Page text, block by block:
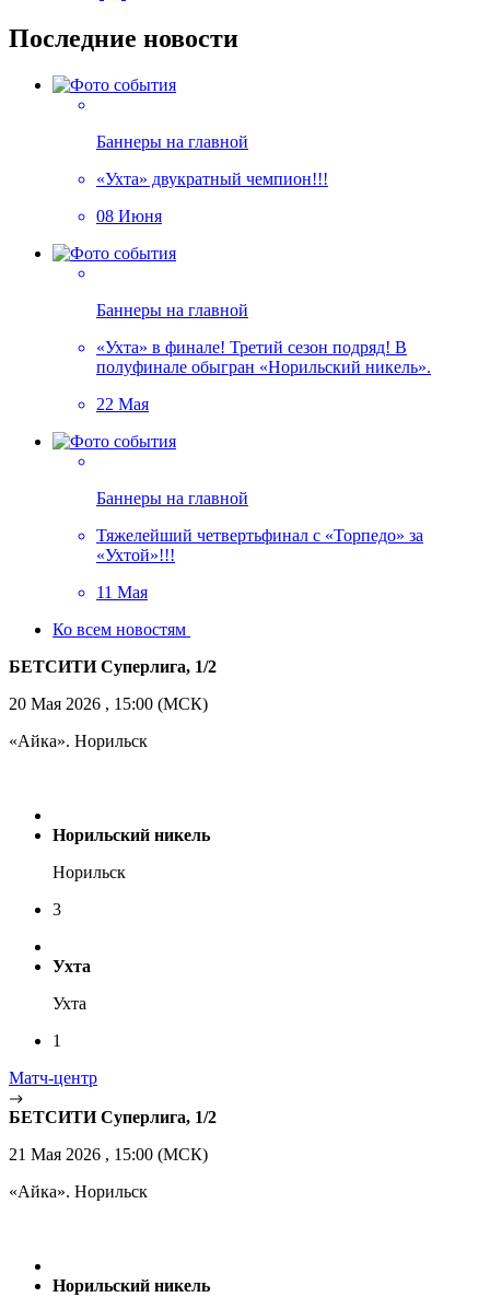
Последние новости
Баннеры на главной
«Ухта» двукратный чемпион!!!
08 Июня
Баннеры на главной
«Ухта» в финале! Третий сезон подряд! В
полуфинале обыгран «Норильский никель».
22 Мая
Баннеры на главной
Тяжелейший четвертьфинал с «Торпедо» за
«Ухтой»!!!
11 Мая
Ко всем новостям
БЕТСИТИ Суперлига, 1/2
20 Мая 2026 , 15:00 (МСК)
«Айка». Норильск
Норильский никель
Норильск
3
Ухта
Ухта
1
Матч-центр
БЕТСИТИ Суперлига, 1/2
21 Мая 2026 , 15:00 (МСК)
«Айка». Норильск
Норильский никель